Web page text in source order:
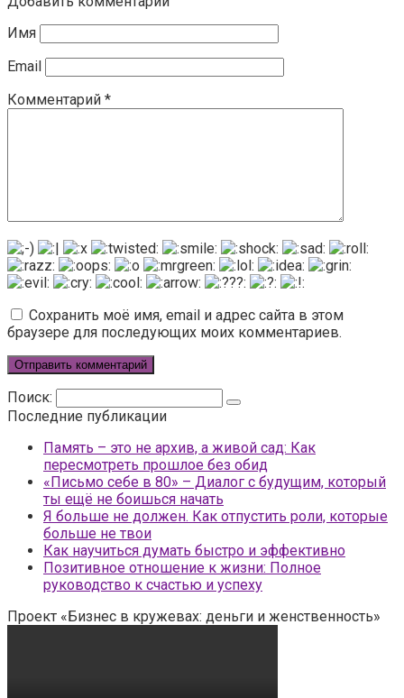
Имя
Email
Комментарий *
Сохранить моё имя, email и адрес сайта в этом
браузере для последующих моих комментариев.
Поиск:
Последние публикации
Память – это не архив, а живой сад: Как
пересмотреть прошлое без обид
«Письмо себе в 80» – Диалог с будущим, который
ты ещё не боишься начать
Я больше не должен. Как отпустить роли, которые
больше не твои
Как научиться думать быстро и эффективно
Позитивное отношение к жизни: Полное
руководство к счастью и успеху
Проект «Бизнес в кружевах: деньги и женственность»